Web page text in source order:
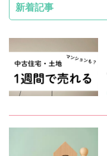
新着記事